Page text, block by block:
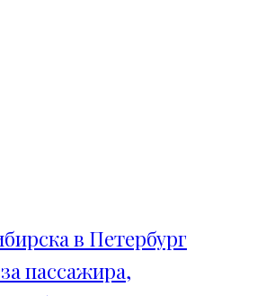
в Петербург
пассажира,